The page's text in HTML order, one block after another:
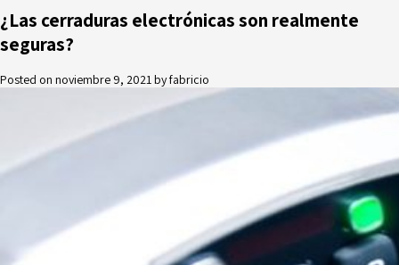
Rastreo vehicular GPS
Protek Personas
Sobre Protek
Trabaja con nosotros
Novedades
¿Las cerraduras electrónicas son realmente
seguras?
Posted on noviembre 9, 2021byfabricio